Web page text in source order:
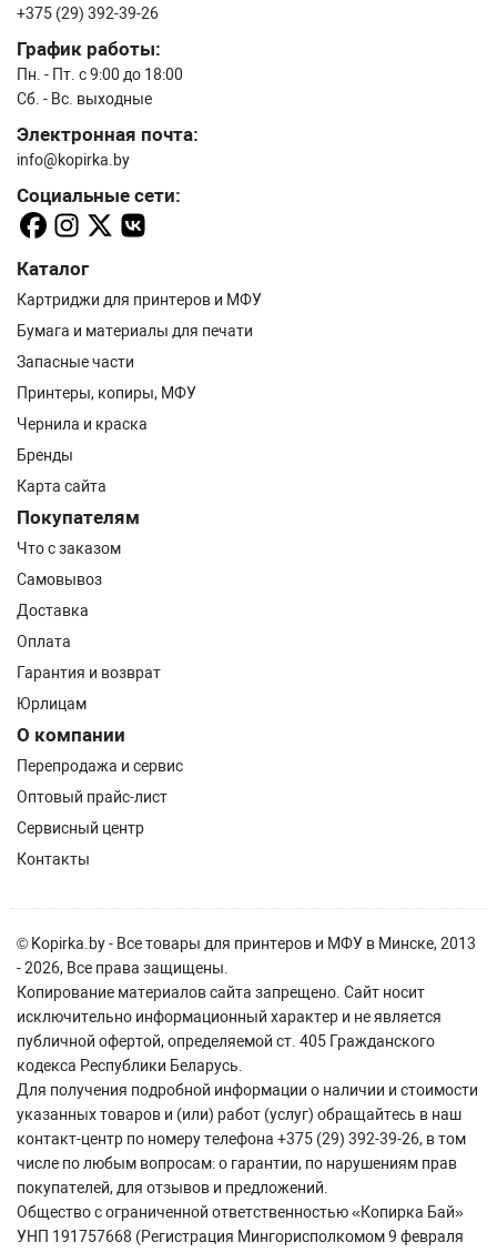
+375 (29) 392-39-26
График работы:
Пн. - Пт. с 9:00 до 18:00
Сб. - Вс. выходные
Электронная почта:
info@kopirka.by
Социальные сети:
Каталог
Картриджи для принтеров и МФУ
Бумага и материалы для печати
Запасные части
Принтеры, копиры, МФУ
Чернила и краска
Бренды
Карта сайта
Покупателям
Что с заказом
Самовывоз
Доставка
Оплата
Гарантия и возврат
Юрлицам
О компании
Перепродажа и сервис
Оптовый прайс-лист
Сервисный центр
Контакты
© Kopirka.by - Все товары для принтеров и МФУ в Минске, 2013
- 2026, Все права защищены.
Копирование материалов сайта запрещено. Сайт носит
исключительно информационный характер и не является
публичной офертой, определяемой ст. 405 Гражданского
кодекса Республики Беларусь.
Для получения подробной информации о наличии и стоимости
указанных товаров и (или) работ (услуг) обращайтесь в наш
контакт-центр по номеру телефона +375 (29) 392-39-26, в том
числе по любым вопросам: о гарантии, по нарушениям прав
покупателей, для отзывов и предложений.
Общество с ограниченной ответственностью «Копирка Бай»
УНП 191757668 (Регистрация Мингорисполкомом 9 февраля